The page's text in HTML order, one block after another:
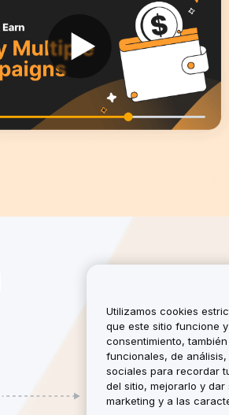
Utilizamos cookies
que este sitio funcione
consentimiento,
funcionales, de
sociales para recordar
del sitio, mejorarlo y
marketing y a las